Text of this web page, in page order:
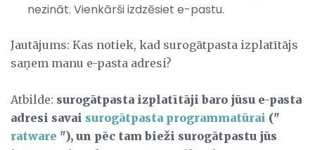
nezināt. Vienkārši izdzēsiet e-pastu.
Jautājums: Kas notiek, kad surogātpasta izplatītājs
saņem manu e-pasta adresi?
Atbilde: surogātpasta izplatītāji baro jūsu e-pasta
adresi savai surogātpasta programmatūrai ("
ratware "), un pēc tam bieži surogātpastu jūs